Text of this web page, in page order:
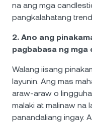
na ang mga
pangkalahatang
2. Ano ang
pagbabasa ng
Walang iisang
layunin. Ang mas
araw-araw o
malaki at malinaw na
panandaliang ingay.